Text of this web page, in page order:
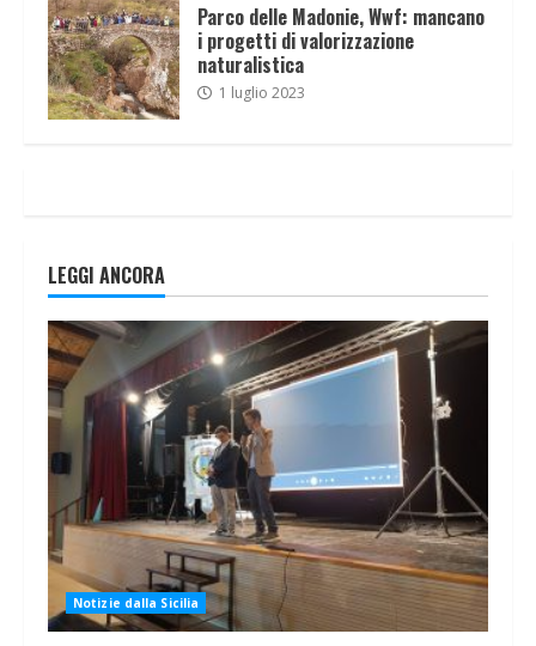
Parco delle Madonie, Wwf: mancano
i progetti di valorizzazione
naturalistica
1 luglio 2023
LEGGI ANCORA
Notizie dalla Sicilia